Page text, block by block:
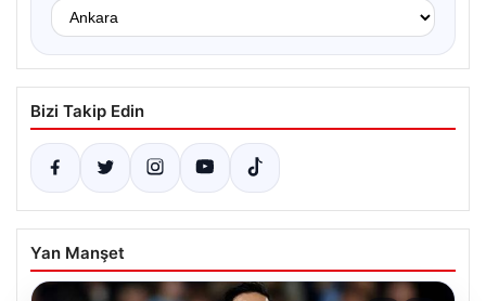
Bizi Takip Edin
Yan Manşet